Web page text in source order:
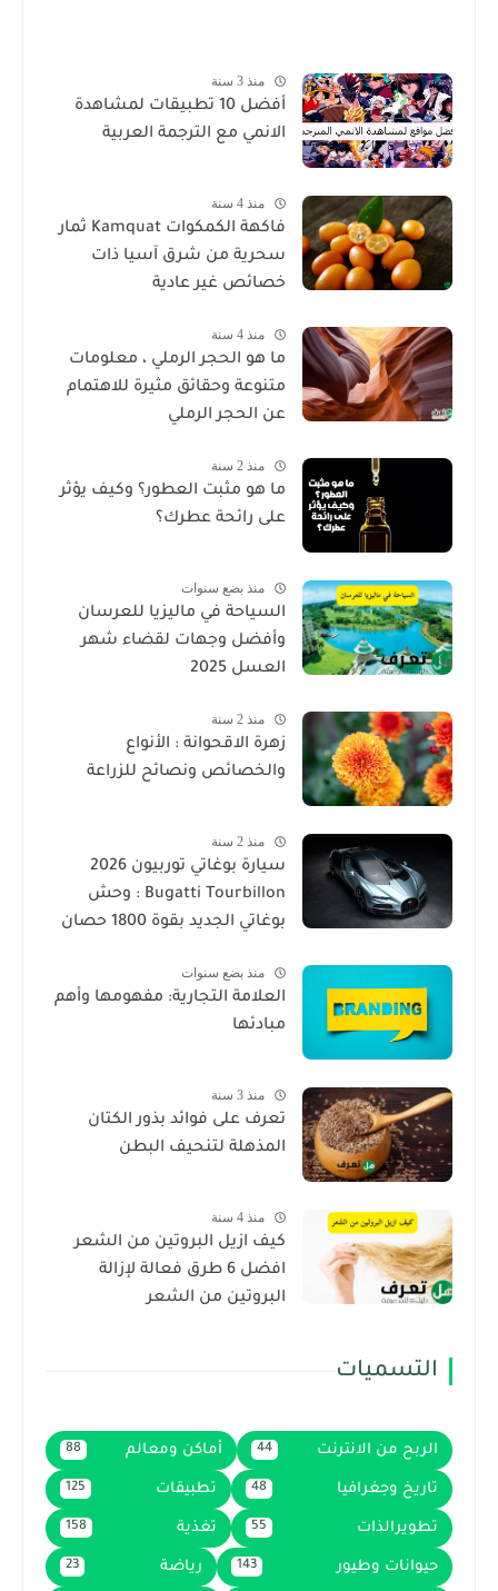
منذ 3 سنة
أفضل 10 تطبيقات لمشاهدة
الانمي مع الترجمة العربية
منذ 4 سنة
فاكهة الكمكوات Kamquat ثمار
سحرية من شرق آسيا ذات
خصائص غير عادية
منذ 4 سنة
ما هو الحجر الرملي ، معلومات
متنوعة وحقائق مثيرة للاهتمام
عن الحجر الرملي
منذ 2 سنة
ما هو مثبت العطور؟ وكيف يؤثر
على رائحة عطرك؟
منذ بضع سنوات
السياحة في ماليزيا للعرسان
وأفضل وجهات لقضاء شهر
العسل 2025
منذ 2 سنة
زهرة الاقحوانة : الأنواع
والخصائص ونصائح للزراعة
منذ 2 سنة
سيارة بوغاتي توربيون 2026
Bugatti Tourbillon : وحش
بوغاتي الجديد بقوة 1800 حصان
منذ بضع سنوات
العلامة التجارية: مفهومها وأهم
مبادئها
منذ 3 سنة
تعرف على فوائد بذور الكتان
المذهلة لتنحيف البطن
منذ 4 سنة
كيف ازيل البروتين من الشعر
افضل 6 طرق فعالة لإزالة
البروتين من الشعر
التسميات
الربح من الانترنت 44 أماكن ومعالم 88
تاريخ وجغرافيا 48 تطبيقات 125
تطويرالذات 55 تغذية 158
حيوانات وطيور 143 رياضة 23